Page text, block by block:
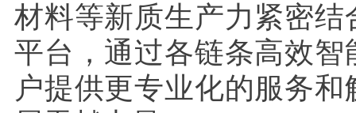
材料等新质生产力紧密
平台，通过各链条高效
户提供更专业化的服务